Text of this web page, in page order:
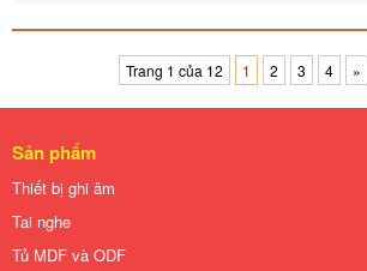
Trang 1 của 12 1 2 3 4 »
Sản phẩm
Thiết bị ghi âm
Tai nghe
Tủ MDF và ODF